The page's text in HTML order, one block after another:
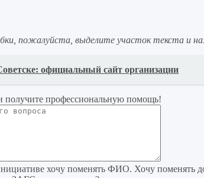
пожалуйста, выделите участок текста и
официальный сайт организации
получите профессиональную помощь!
хочу поменять ФИО. Хочу поменять